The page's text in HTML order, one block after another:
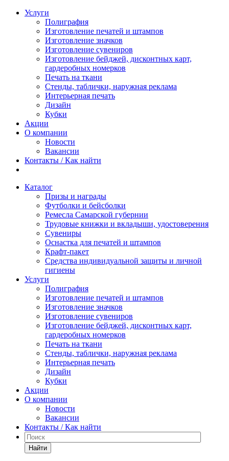
Услуги
Полиграфия
Изготовление печатей и штампов
Изготовление значков
Изготовление сувениров
Изготовление бейджей, дисконтных карт,
гардеробных номерков
Печать на ткани
Стенды, таблички, наружная реклама
Интерьерная печать
Дизайн
Кубки
Акции
О компании
Новости
Вакансии
Контакты / Как найти
Каталог
Призы и награды
Футболки и бейсболки
Ремесла Самарской губернии
Трудовые книжки и вкладыши, удостоверения
Сувениры
Оснастка для печатей и штампов
Крафт-пакет
Средства индивидуальной защиты и личной
гигиены
Услуги
Полиграфия
Изготовление печатей и штампов
Изготовление значков
Изготовление сувениров
Изготовление бейджей, дисконтных карт,
гардеробных номерков
Печать на ткани
Стенды, таблички, наружная реклама
Интерьерная печать
Дизайн
Кубки
Акции
О компании
Новости
Вакансии
Контакты / Как найти
Найти